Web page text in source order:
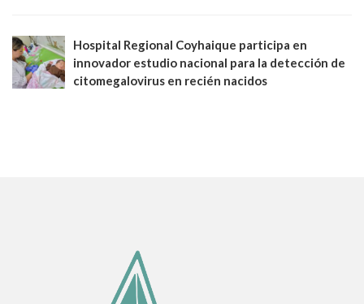
Hospital Regional Coyhaique participa en
innovador estudio nacional para la detección de
citomegalovirus en recién nacidos